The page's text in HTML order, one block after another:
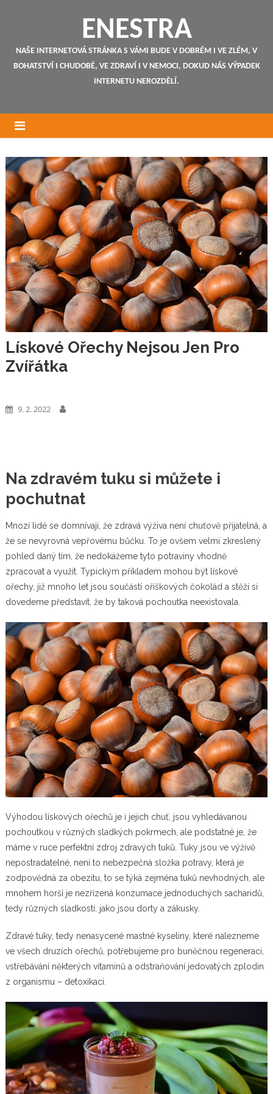
ENESTRA
NAŠE INTERNETOVÁ STRÁNKA S VÁMI BUDE V DOBRÉM I VE ZLÉM, V
BOHATSTVÍ I CHUDOBĚ, VE ZDRAVÍ I V NEMOCI, DOKUD NÁS VÝPADEK
INTERNETU NEROZDĚLÍ.
Lískové Ořechy Nejsou Jen Pro
Zvířátka
9. 2. 2022
Na zdravém tuku si můžete i
pochutnat
Mnozí lidé se domnívají, že zdravá výživa není chuťově přijatelná, a
že se nevyrovná vepřovému bůčku. To je ovšem velmi zkreslený
pohled daný tím, že nedokážeme tyto potraviny vhodně
zpracovat a využít. Typickým příkladem mohou být lískové
ořechy, již mnoho let jsou součástí oříškových čokolád a stěží si
dovedeme představit, že by taková pochoutka neexistovala.
Výhodou lískových ořechů je i jejich chuť, jsou vyhledávanou
pochoutkou v různých sladkých pokrmech, ale podstatné je, že
máme v ruce perfektní zdroj zdravých tuků. Tuky jsou ve výživě
nepostradatelné, není to nebezpečná složka potravy, která je
zodpovědná za obezitu, to se týká zejména tuků nevhodných, ale
mnohem horší je nezřízená konzumace jednoduchých sacharidů,
tedy různých sladkostí, jako jsou dorty a zákusky.
Zdravé tuky, tedy nenasycené mastné kyseliny, které nalezneme
ve všech druzích ořechů, potřebujeme pro buněčnou regeneraci,
vstřebávání některých vitamínů a odstraňování jedovatých zplodin
z organismu – detoxikaci.